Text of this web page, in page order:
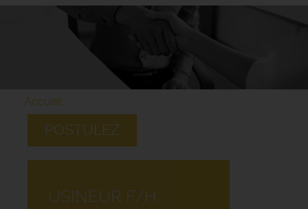
Accueil
POSTULEZ
USINEUR F/H